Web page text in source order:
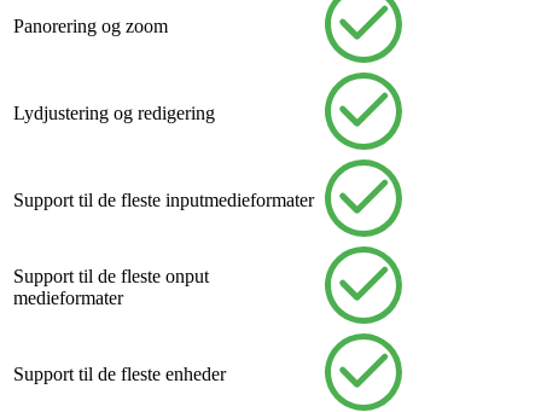
Panorering og zoom
Lydjustering og redigering
Support til de fleste inputmedieformater
Support til de fleste onput
medieformater
Support til de fleste enheder